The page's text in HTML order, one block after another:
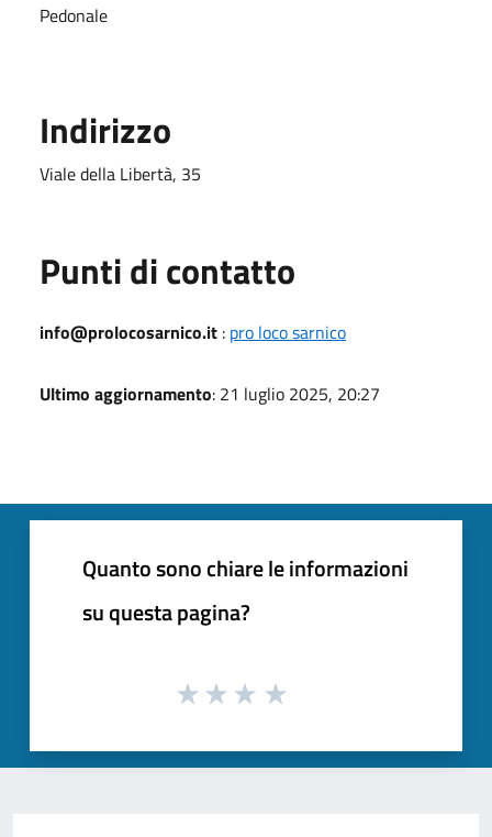
Pedonale
Indirizzo
Viale della Libertà, 35
Punti di contatto
info@prolocosarnico.it : pro loco sarnico
Ultimo aggiornamento: 21 luglio 2025, 20:27
Quanto sono chiare le informazioni
su questa pagina?